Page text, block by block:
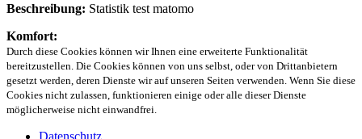
Beschreibung: Statistik test matomo
Komfort:
Durch diese Cookies können wir Ihnen eine erweiterte Funktionalität
bereitzustellen. Die Cookies können von uns selbst, oder von Drittanbietern
gesetzt werden, deren Dienste wir auf unseren Seiten verwenden. Wenn Sie diese
Cookies nicht zulassen, funktionieren einige oder alle dieser Dienste
möglicherweise nicht einwandfrei.
Datenschutz